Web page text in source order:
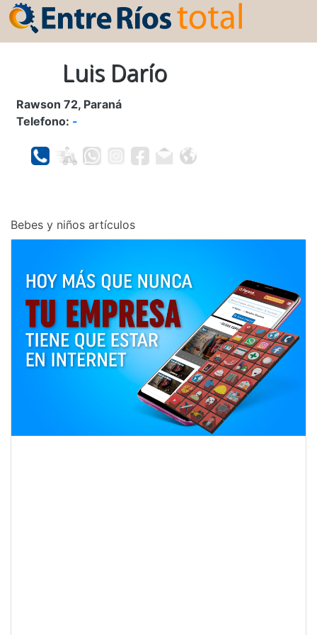
Luis Darío
Rawson 72, Paraná
Telefono: -
Bebes y niños artículos